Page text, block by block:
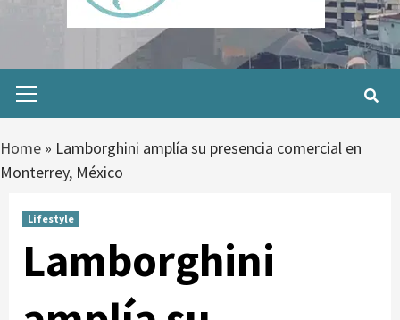
Menu
Home » Lamborghini amplía su presencia comercial en
Monterrey, México
Lifestyle
Lamborghini